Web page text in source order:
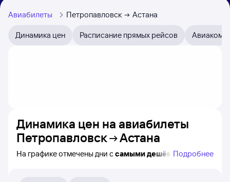
Авиабилеты Петропавловск Астана
Динамика цен Расписание прямых рейсов
Динамика цен на авиабилеты
Петропавловск
Астана
На графике отмечены дни ссамыми дешёвымиПодробнее